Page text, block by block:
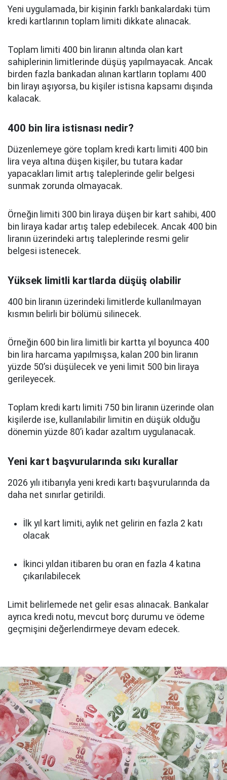
Yeni uygulamada, bir kişinin farklı bankalardaki tüm
kredi kartlarının toplam limiti dikkate alınacak.
Toplam limiti 400 bin liranın altında olan kart
sahiplerinin limitlerinde düşüş yapılmayacak. Ancak
birden fazla bankadan alınan kartların toplamı 400
bin lirayı aşıyorsa, bu kişiler istisna kapsamı dışında
kalacak.
400 bin lira istisnası nedir?
Düzenlemeye göre toplam kredi kartı limiti 400 bin
lira veya altına düşen kişiler, bu tutara kadar
yapacakları limit artış taleplerinde gelir belgesi
sunmak zorunda olmayacak.
Örneğin limiti 300 bin liraya düşen bir kart sahibi, 400
bin liraya kadar artış talep edebilecek. Ancak 400 bin
liranın üzerindeki artış taleplerinde resmi gelir
belgesi istenecek.
Yüksek limitli kartlarda düşüş olabilir
400 bin liranın üzerindeki limitlerde kullanılmayan
kısmın belirli bir bölümü silinecek.
Örneğin 600 bin lira limitli bir kartta yıl boyunca 400
bin lira harcama yapılmışsa, kalan 200 bin liranın
yüzde 50’si düşülecek ve yeni limit 500 bin liraya
gerileyecek.
Toplam kredi kartı limiti 750 bin liranın üzerinde olan
kişilerde ise, kullanılabilir limitin en düşük olduğu
dönemin yüzde 80’i kadar azaltım uygulanacak.
Yeni kart başvurularında sıkı kurallar
2026 yılı itibarıyla yeni kredi kartı başvurularında da
daha net sınırlar getirildi.
İlk yıl kart limiti, aylık net gelirin en fazla 2 katı
olacak
İkinci yıldan itibaren bu oran en fazla 4 katına
çıkarılabilecek
Limit belirlemede net gelir esas alınacak. Bankalar
ayrıca kredi notu, mevcut borç durumu ve ödeme
geçmişini değerlendirmeye devam edecek.